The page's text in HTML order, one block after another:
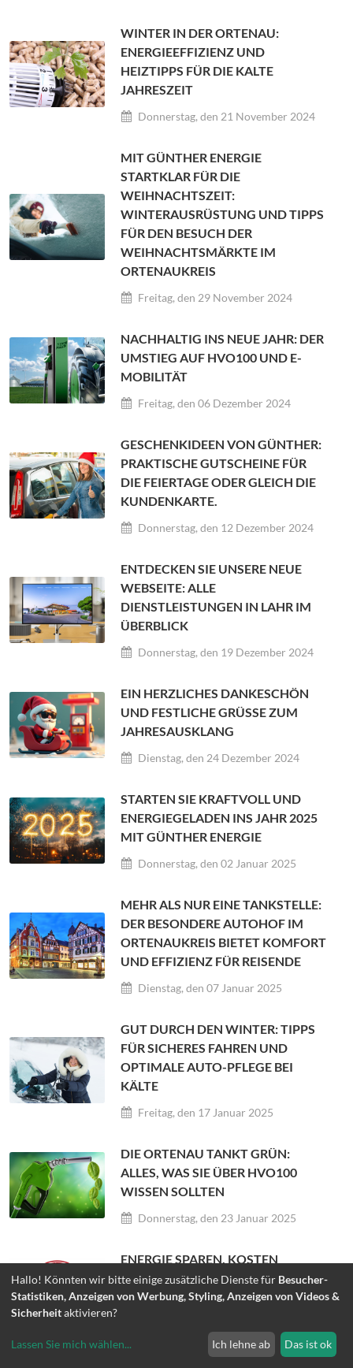
WINTER IN DER ORTENAU:
ENERGIEEFFIZIENZ UND
HEIZTIPPS FÜR DIE KALTE
JAHRESZEIT
Donnerstag, den 21 November 2024
MIT GÜNTHER ENERGIE
STARTKLAR FÜR DIE
WEIHNACHTSZEIT:
WINTERAUSRÜSTUNG UND TIPPS
FÜR DEN BESUCH DER
WEIHNACHTSMÄRKTE IM
ORTENAUKREIS
Freitag, den 29 November 2024
NACHHALTIG INS NEUE JAHR: DER
UMSTIEG AUF HVO100 UND E-
MOBILITÄT
Freitag, den 06 Dezember 2024
GESCHENKIDEEN VON GÜNTHER:
PRAKTISCHE GUTSCHEINE FÜR
DIE FEIERTAGE ODER GLEICH DIE
KUNDENKARTE.
Donnerstag, den 12 Dezember 2024
ENTDECKEN SIE UNSERE NEUE
WEBSEITE: ALLE
DIENSTLEISTUNGEN IN LAHR IM
ÜBERBLICK
Donnerstag, den 19 Dezember 2024
EIN HERZLICHES DANKESCHÖN
UND FESTLICHE GRÜSSE ZUM J
AHRESAUSKLANG
Dienstag, den 24 Dezember 2024
STARTEN SIE KRAFTVOLL UND
ENERGIEGELADEN INS JAHR 2025
MIT GÜNTHER ENERGIE
Donnerstag, den 02 Januar 2025
MEHR ALS NUR EINE TANKSTELLE:
DER BESONDERE AUTOHOF IM
ORTENAUKREIS BIETET KOMFORT
UND EFFIZIENZ FÜR REISENDE
Dienstag, den 07 Januar 2025
GUT DURCH DEN WINTER: TIPPS
FÜR SICHERES FAHREN UND
OPTIMALE AUTO-PFLEGE BEI
KÄLTE
Freitag, den 17 Januar 2025
DIE ORTENAU TANKT GRÜN:
ALLES, WAS SIE ÜBER HVO100
WISSEN SOLLTEN
Donnerstag, den 23 Januar 2025
ENERGIE SPAREN, KOSTEN
SENKEN: HEIZTIPPS FÜR DIE
ÜBERGANGSZEIT
Hallo! Könnten wir bitte einige zusätzliche Dienste für Besucher-
Statistiken, Anzeigen von Werbung, Styling, Anzeigen von Videos &
Sicherheitaktivieren?
Lassen Sie mich wählen... Ich lehne ab Das ist ok